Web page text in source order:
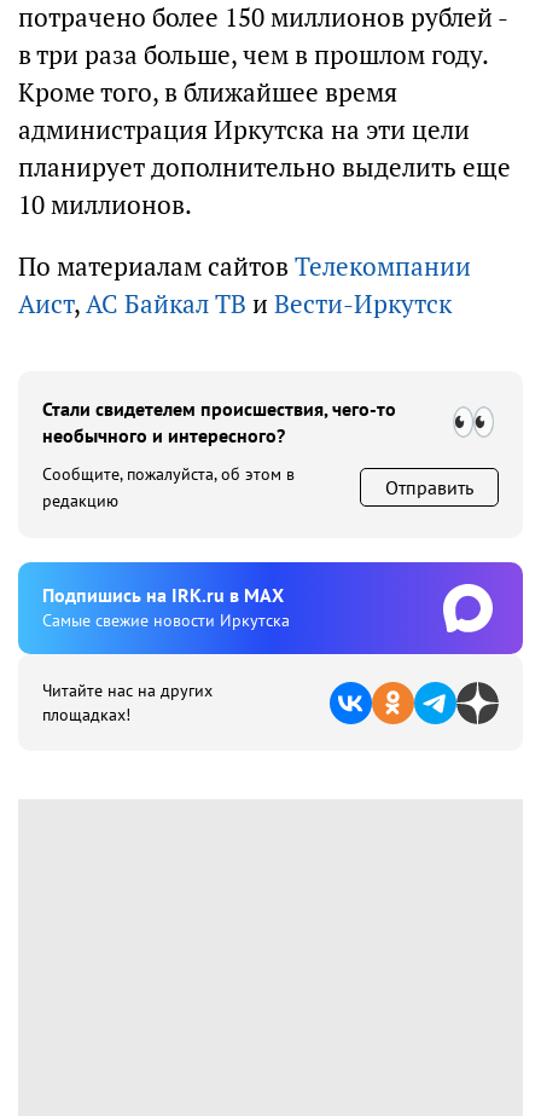
потрачено более 150 миллионов рублей -
в три раза больше, чем в прошлом году.
Кроме того, в ближайшее время
администрация Иркутска на эти цели
планирует дополнительно выделить еще
10 миллионов.
По материалам сайтов Телекомпании
Аист,АС Байкал ТВ и Вести-Иркутск
Стали свидетелем происшествия, чего-то
необычного и интересного?
Сообщите, пожалуйста, об этом в
редакцию
Отправить
Подпишиcь на IRK.ru в MAX
Cамые свежие новости Иркутска
Читайте нас на других
площадках!